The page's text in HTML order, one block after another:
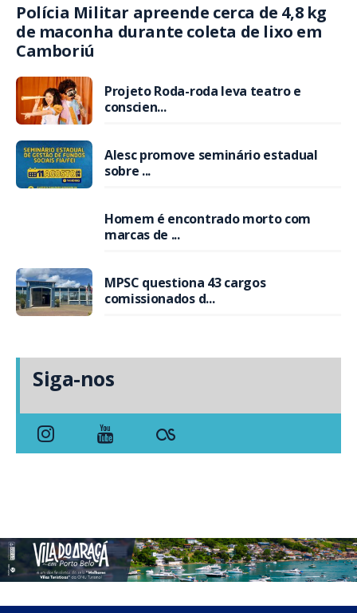
Polícia Militar apreende cerca de 4,8 kg
de maconha durante coleta de lixo em
Camboriú
Projeto Roda-roda leva teatro e
conscien...
Alesc promove seminário estadual
sobre ...
Homem é encontrado morto com
marcas de ...
MPSC questiona 43 cargos
comissionados d...
Siga-nos